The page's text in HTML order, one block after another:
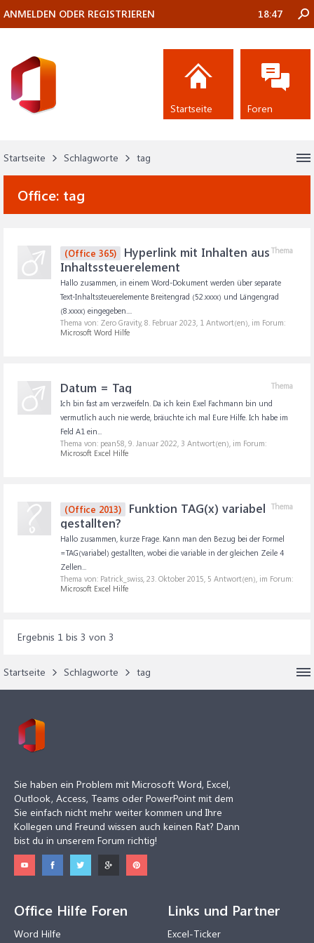
Startseite Schlagworte tag
Office: tag
Thema
(Office 365)
Hyperlink mit Inhalten aus
Inhaltssteuerelement
Hallo zusammen, in einem Word-Dokument werden über separate
Text-Inhaltssteuerelemente Breitengrad (52.xxxx) und Längengrad
(8.xxxx) eingegeben....
Thema von: Zero Gravity, 8. Februar 2023, 1 Antwort(en), im Forum:
Microsoft Word Hilfe
Thema
Datum = Tag
Ich bin fast am verzweifeln. Da ich kein Exel Fachmann bin und
vermutlich auch nie werde, bräuchte ich mal Eure Hilfe. Ich habe im
Feld A1 ein...
Thema von: pean58, 9. Januar 2022, 3 Antwort(en), im Forum:
Microsoft Excel Hilfe
Thema
(Office 2013)
Funktion TAG(x) variabel
gestallten?
Hallo zusammen, kurze Frage. Kann man den Bezug bei der Formel
=TAG(variabel) gestallten, wobei die variable in der gleichen Zeile 4
Zellen...
Thema von: Patrick_swiss, 23. Oktober 2015, 5 Antwort(en), im Forum:
Microsoft Excel Hilfe
Ergebnis 1 bis 3 von 3
Startseite Schlagworte tag
ANMELDEN ODER REGISTRIEREN 18:47
Startseite Foren
Sie haben ein Problem mit Microsoft Word, Excel,
Outlook, Access, Teams oder PowerPoint mit dem
Sie einfach nicht mehr weiter kommen und Ihre
Kollegen und Freund wissen auch keinen Rat? Dann
bist du in unserem Forum richtig!
Office Hilfe Foren
Word Hilfe
Links und Partner
Excel-Ticker